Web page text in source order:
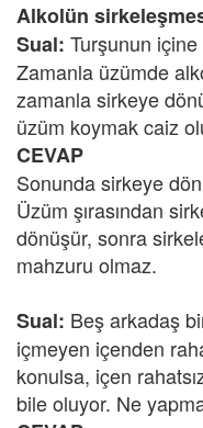
Alkolün
Sual: Turşunun içine
Zamanla üzümde
zamanla sirkeye
üzüm koymak caiz
CEVAP
Sonunda sirkeye
Üzüm şırasından
dönüşür, sonra
mahzuru olmaz.
Sual: Beş arkadaş
içmeyen içenden
konulsa, içen
bile oluyor. Ne